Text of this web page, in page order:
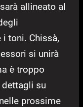
allineato al
toni. Chissà,
si unirà
è troppo
dettagli su
prossime